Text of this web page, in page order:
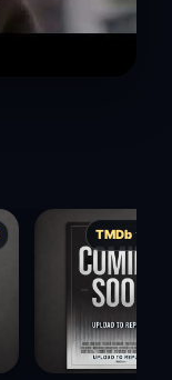
TMDb ★